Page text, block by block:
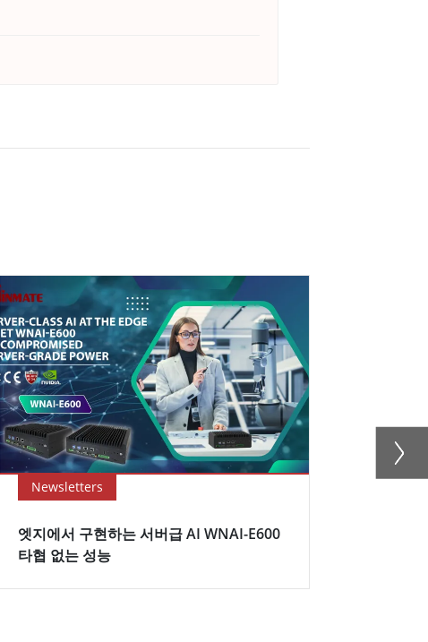
Newsletters
엣지에서 구현하는 서버급 AI WNAI-E600
타협 없는 성능